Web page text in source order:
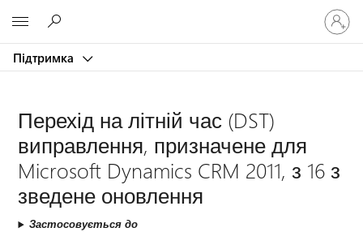
Підтримка
Увійдіть
свій
запис
Перехід на літній час (DST)
виправлення, призначене для
Microsoft Dynamics CRM 2011, з 16 з
зведене оновлення
Застосовується до